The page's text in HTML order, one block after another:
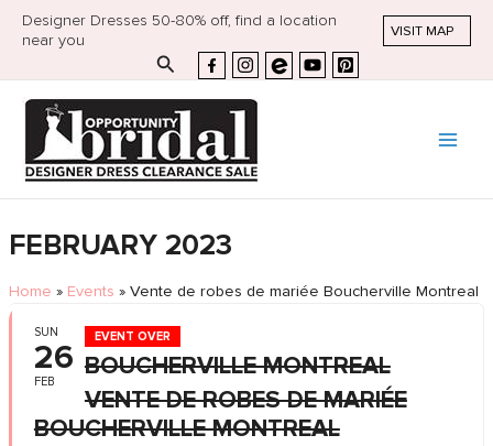
Designer Dresses 50-80% off, find a location
near you
VISIT MAP
Search
FEBRUARY 2023
Home » Events » Vente de robes de mariée Boucherville Montreal
SUN
26
FEB
EVENT OVER
BOUCHERVILLE MONTREAL
VENTE DE ROBES DE MARIÉE
BOUCHERVILLE MONTREAL